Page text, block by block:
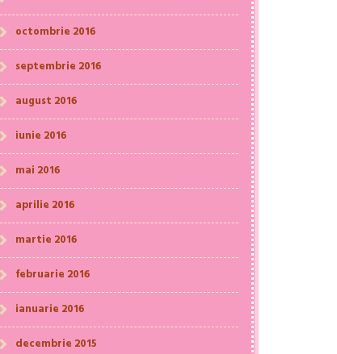
octombrie 2016
septembrie 2016
august 2016
iunie 2016
mai 2016
aprilie 2016
martie 2016
februarie 2016
ianuarie 2016
decembrie 2015